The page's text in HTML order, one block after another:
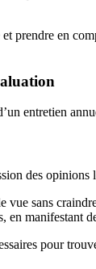
prendre en
entretien
des
sans
pour